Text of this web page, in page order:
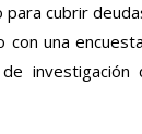
cubrir
con una
investigación